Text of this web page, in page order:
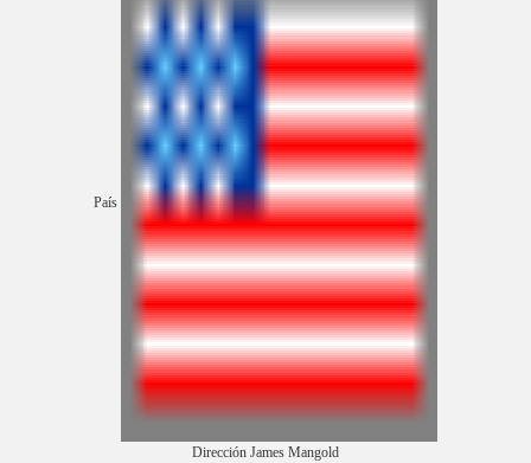
País
Dirección James Mangold